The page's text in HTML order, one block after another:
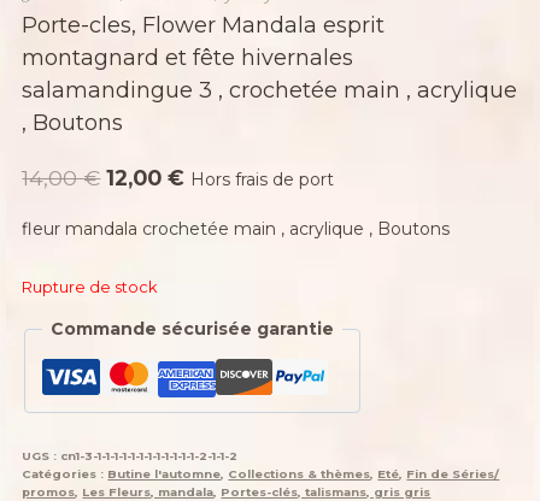
Porte-cles, Flower Mandala esprit
montagnard et fête hivernales
salamandingue 3 , crochetée main , acrylique
, Boutons
14,00€ Le
était :
12,00€ Le
Hors frais de port
fleur mandala crochetée main , acrylique , Boutons
Rupture de stock
Commande sécurisée garantie
UGS : cn1-3-1-1-1-1-1-1-1-1-1-1-1-1-2-1-1-2
Catégories : Butine l'automne, Collections & thèmes, Eté, Fin de Séries/
promos, Les Fleurs, mandala, Portes-clés, talismans, gris gris